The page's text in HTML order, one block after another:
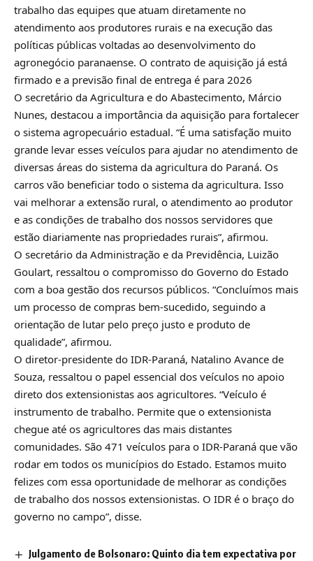
trabalho das equipes que atuam diretamente no
atendimento aos produtores rurais e na execução das
políticas públicas voltadas ao desenvolvimento do
agronegócio paranaense. O contrato de aquisição já está
firmado e a previsão final de entrega é para 2026
O secretário da Agricultura e do Abastecimento, Márcio
Nunes, destacou a importância da aquisição para fortalecer
o sistema agropecuário estadual. “É uma satisfação muito
grande levar esses veículos para ajudar no atendimento de
diversas áreas do sistema da agricultura do Paraná. Os
carros vão beneficiar todo o sistema da agricultura. Isso
vai melhorar a extensão rural, o atendimento ao produtor
e as condições de trabalho dos nossos servidores que
estão diariamente nas propriedades rurais”, afirmou.
O secretário da Administração e da Previdência, Luizão
Goulart, ressaltou o compromisso do Governo do Estado
com a boa gestão dos recursos públicos. “Concluímos mais
um processo de compras bem-sucedido, seguindo a
orientação de lutar pelo preço justo e produto de
qualidade”, afirmou.
O diretor-presidente do IDR-Paraná, Natalino Avance de
Souza, ressaltou o papel essencial dos veículos no apoio
direto dos extensionistas aos agricultores. “Veículo é
instrumento de trabalho. Permite que o extensionista
chegue até os agricultores das mais distantes
comunidades. São 471 veículos para o IDR-Paraná que vão
rodar em todos os municípios do Estado. Estamos muito
felizes com essa oportunidade de melhorar as condições
de trabalho dos nossos extensionistas. O IDR é o braço do
governo no campo”, disse.
Julgamento de Bolsonaro: Quinto dia tem expectativa por